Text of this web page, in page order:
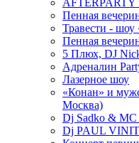
AFTERPARTY
Пенная
Травести - шоу
Пенная
5 Плюх, DJ
Адреналин
Лазерное шоу
«Конан» и
Москва)
Dj Sadko & МС
Dj PAUL